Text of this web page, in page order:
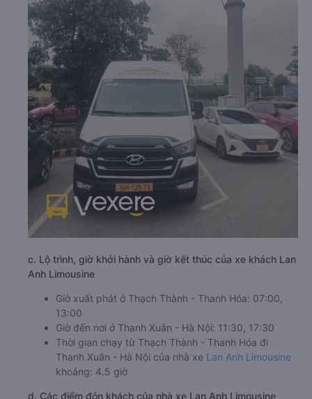
c. Lộ trình, giờ khởi hành và giờ kết thúc của xe khách Lan
Anh Limousine
Giờ xuất phát ở Thạch Thành - Thanh Hóa: 07:00,
13:00
Giờ đến nơi ở Thanh Xuân - Hà Nội: 11:30, 17:30
Thời gian chạy từ Thạch Thành - Thanh Hóa đi